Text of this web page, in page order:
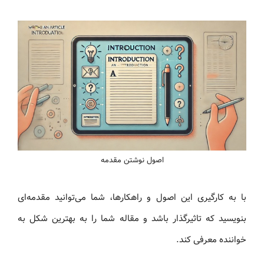
اصول نوشتن مقدمه
با به کارگیری این اصول و راهکارها، شما می‌توانید مقدمه‌ای
بنویسید که تاثیرگذار باشد و مقاله شما را به بهترین شکل به
خواننده معرفی کند.